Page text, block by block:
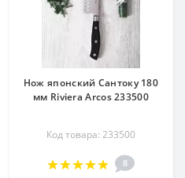
Нож японский Сантоку 180
мм Riviera Arcos 233500
Код товара: 233500
8